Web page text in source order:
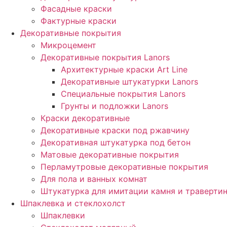
Фасадные краски
Фактурные краски
Декоративные покрытия
Микроцемент
Декоративные покрытия Lanors
Архитектурные краски Art Line
Декоративные штукатурки Lanors
Специальные покрытия Lanors
Грунты и подложки Lanors
Краски декоративные
Декоративные краски под ржавчину
Декоративная штукатурка под бетон
Матовые декоративные покрытия
Перламутровые декоративные покрытия
Для пола и ванных комнат
Штукатурка для имитации камня и
Шпаклевка и стеклохолст
Шпаклевки